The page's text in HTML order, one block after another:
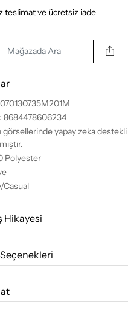
teslimat ve ücretsiz iade
Mağazada Ara
8684478606234
görsellerinde yapay zeka
Polyester
Casual
Hikayesi